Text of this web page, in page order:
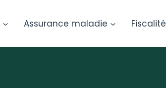
Assurance maladie Fiscalité